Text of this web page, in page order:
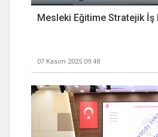
Mesleki Eğitime Stratejik İş
07 Kasım 2025 09:48